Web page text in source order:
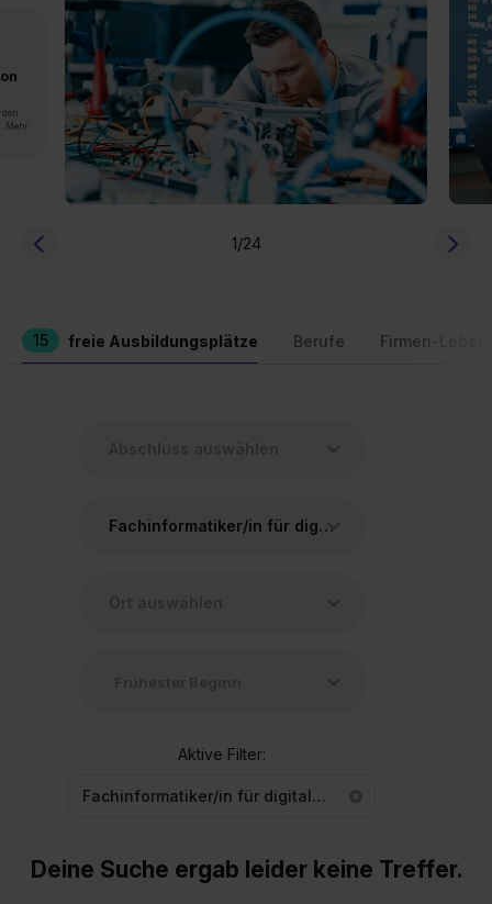
Mehr
1/24
15 freie Ausbildungsplätze Berufe Firmen-
Fachinformatiker/in für digitale Vernetzung
Aktive Filter:
Fachinformatiker/in für digitale Vernetzung
Deine Suche ergab leider keine Treffer.